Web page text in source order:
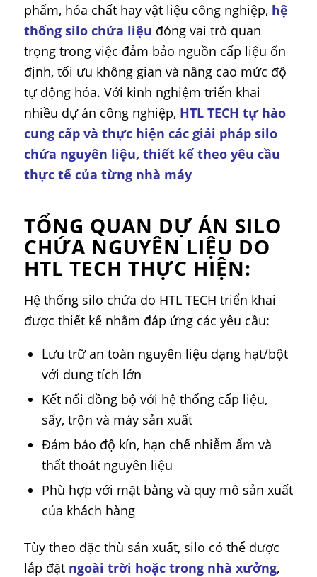
phẩm, hóa chất hay vật liệu công nghiệp, hệ
thống silo chứa liệu đóng vai trò quan
trọng trong việc đảm bảo nguồn cấp liệu ổn
định, tối ưu không gian và nâng cao mức độ
tự động hóa. Với kinh nghiệm triển khai
nhiều dự án công nghiệp, HTL TECH tự hào
cung cấp và thực hiện các giải pháp silo
chứa nguyên liệu, thiết kế theo yêu cầu
thực tế của từng nhà máy
TỔNG QUAN DỰ ÁN SILO
CHỨA NGUYÊN LIỆU DO
HTL TECH THỰC HIỆN:
Hệ thống silo chứa do HTL TECH triển khai
được thiết kế nhằm đáp ứng các yêu cầu:
Lưu trữ an toàn nguyên liệu dạng hạt/bột
với dung tích lớn
Kết nối đồng bộ với hệ thống cấp liệu,
sấy, trộn và máy sản xuất
Đảm bảo độ kín, hạn chế nhiễm ẩm và
thất thoát nguyên liệu
Phù hợp với mặt bằng và quy mô sản xuất
của khách hàng
Tùy theo đặc thù sản xuất, silo có thể được
lắp đặt ngoài trời hoặc trong nhà xưởng,